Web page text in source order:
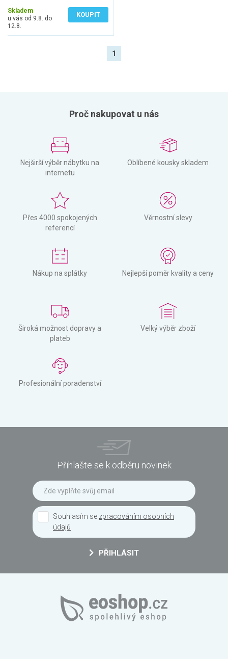
Skladem
u vás od 9.8. do
12.8.
KOUPIT
1
Proč nakupovat u nás
Nejširší výběr nábytku na
internetu
Oblíbené kousky skladem
Přes 4000 spokojených
referencí
Věrnostní slevy
Nákup na splátky Nejlepší poměr kvality a ceny
Široká možnost dopravy a
plateb
Velký výběr zboží
Profesionální poradenství
Přihlašte se k odběru novinek
Souhlasím se zpracováním osobních
údajů
PŘIHLÁSIT